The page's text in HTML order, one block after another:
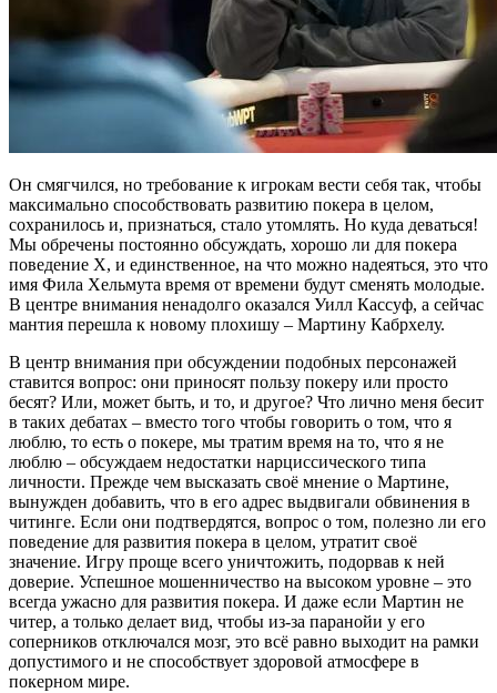
Он смягчился, но требование к игрокам вести себя так, чтобы
максимально способствовать развитию покера в целом,
сохранилось и, признаться, стало утомлять. Но куда деваться!
Мы обречены постоянно обсуждать, хорошо ли для покера
поведение Х, и единственное, на что можно надеяться, это что
имя Фила Хельмута время от времени будут сменять молодые.
В центре внимания ненадолго оказался Уилл Кассуф, а сейчас
мантия перешла к новому плохишу – Мартину Кабрхелу.
В центр внимания при обсуждении подобных персонажей
ставится вопрос: они приносят пользу покеру или просто
бесят? Или, может быть, и то, и другое? Что лично меня бесит
в таких дебатах – вместо того чтобы говорить о том, что я
люблю, то есть о покере, мы тратим время на то, что я не
люблю – обсуждаем недостатки нарциссического типа
личности. Прежде чем высказать своё мнение о Мартине,
вынужден добавить, что в его адрес выдвигали обвинения в
читинге. Если они подтвердятся, вопрос о том, полезно ли его
поведение для развития покера в целом, утратит своё
значение. Игру проще всего уничтожить, подорвав к ней
доверие. Успешное мошенничество на высоком уровне – это
всегда ужасно для развития покера. И даже если Мартин не
читер, а только делает вид, чтобы из-за паранойи у его
соперников отключался мозг, это всё равно выходит на рамки
допустимого и не способствует здоровой атмосфере в
покерном мире.